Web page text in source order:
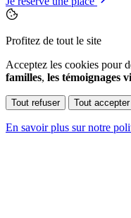
Profitez de tout le site
Acceptez les cookies pour
familles, les témoignages
Tout refuser Tout accepter
En savoir plus sur notre